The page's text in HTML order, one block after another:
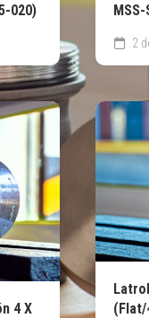
020)
2
4 X
(Flat/